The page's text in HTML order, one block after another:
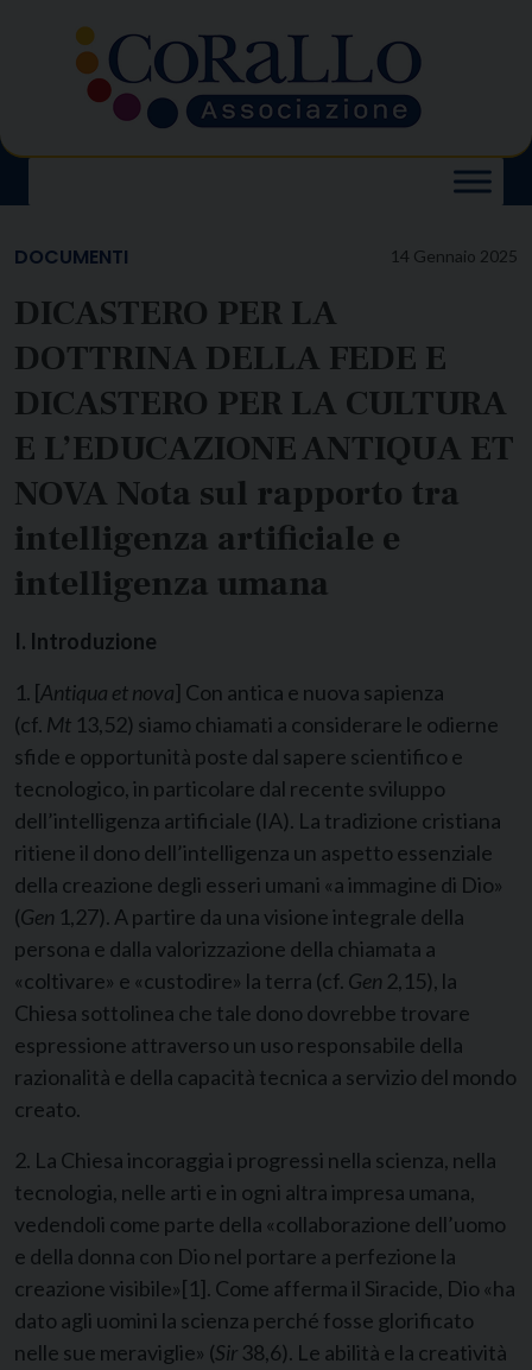
content
14 Gennaio 2025
DOCUMENTI
DICASTERO PER LA
DOTTRINA DELLA FEDE E
DICASTERO PER LA CULTURA
E L’EDUCAZIONE ANTIQUA ET
NOVA Nota sul rapporto tra
intelligenza artificiale e
intelligenza umana
I. Introduzione
1. [Antiqua et nova] Con antica e nuova sapienza
(cf. Mt 13,52) siamo chiamati a considerare le odierne
sfide e opportunità poste dal sapere scientifico e
tecnologico, in particolare dal recente sviluppo
dell’intelligenza artificiale (IA). La tradizione cristiana
ritiene il dono dell’intelligenza un aspetto essenziale
della creazione degli esseri umani «a immagine di Dio»
(Gen 1,27). A partire da una visione integrale della
persona e dalla valorizzazione della chiamata a
«coltivare» e «custodire» la terra (cf. Gen 2,15), la
Chiesa sottolinea che tale dono dovrebbe trovare
espressione attraverso un uso responsabile della
razionalità e della capacità tecnica a servizio del mondo
creato.
2. La Chiesa incoraggia i progressi nella scienza, nella
tecnologia, nelle arti e in ogni altra impresa umana,
vedendoli come parte della «collaborazione dell’uomo
e della donna con Dio nel portare a perfezione la
creazione visibile»[1]. Come afferma il Siracide, Dio «ha
dato agli uomini la scienza perché fosse glorificato
nelle sue meraviglie» (Sir 38,6). Le abilità e la creatività